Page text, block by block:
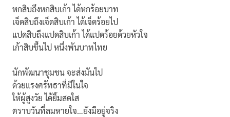
หกสิบถึงหกสิบเก้า ได้หกร้อยบาท
เจ็ดสิบถึงเจ็ดสิบเก้า ได้เจ็ดร้อยไป
แปดสิบถึงแปดสิบเก้า ได้แปดร้อยด้วยหัวใจ
เก้าสิบขึ้นไป หนึ่งพันบาทไทย
นักพัฒนาชุมชน จะส่งมันไป
ด้วยแรงศรัทธาที่มีในใจ
ให้ผู้สูงวัย ได้ยิ้มสดใส
ตราบวันที่ลมหายใจ…ยังมีอยู่จริง